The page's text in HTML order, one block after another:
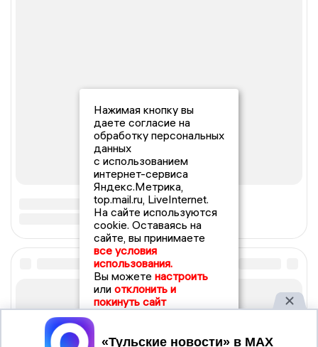
Нажимая кнопку вы
даете согласие на
обработку персональных
данных
с использованием
интернет-сервиса
Яндекс.Метрика,
top.mail.ru, LiveInternet.
На сайте используются
cookie. Оставаясь на
сайте, вы принимаете
все условия
использования.
Вы можете настроить
или отклонить и
покинуть сайт
Принять